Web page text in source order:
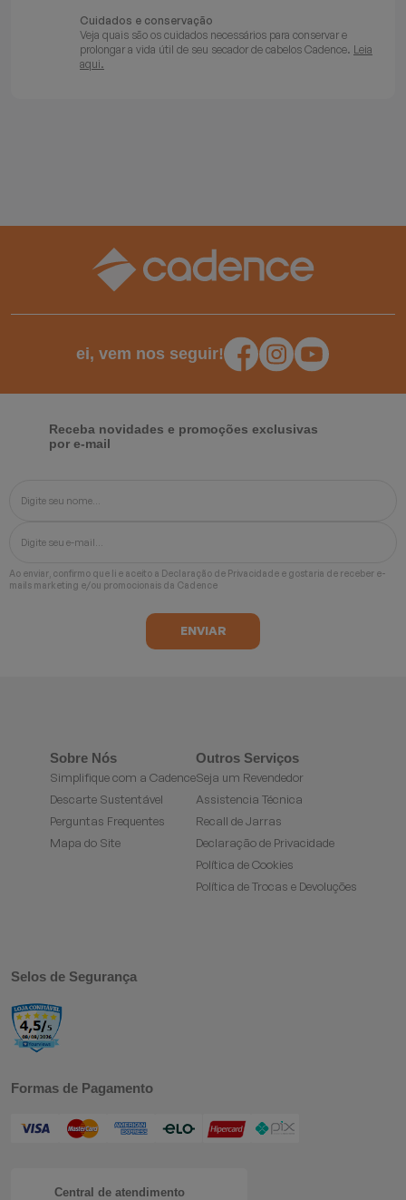
Cuidados e conservação
Veja quais são os cuidados necessários para conservar e
prolongar a vida útil de seu secador de cabelos Cadence. Leia
aqui.
ei, vem nos seguir!
Receba novidades e promoções exclusivas
por e-mail
Ao enviar, confirmo que li e aceito a Declaração de Privacidade e gostaria de receber e-
mails marketing e/ou promocionais da Cadence
Sobre Nós
Simplifique com a Cadence
Descarte Sustentável
Perguntas Frequentes
Mapa do Site
Outros Serviços
Seja um Revendedor
Assistencia Técnica
Recall de Jarras
Declaração de Privacidade
Política de Cookies
Política de Trocas e Devoluções
Selos de Segurança
Formas de Pagamento
Central de atendimento